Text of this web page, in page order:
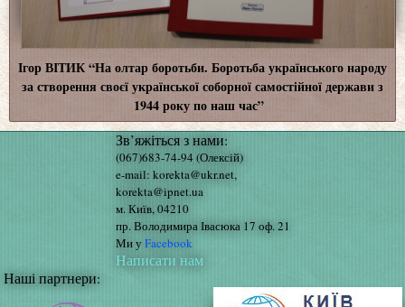
Ігор ВІТИК “На олтар боротьби. Боротьба українського народу
за створення своєї української соборної самостійної держави з
1944 року по наш час”
Зв’яжіться з нами:
(067)683-74-94 (Олексій)
e-mail: korekta@ukr.net,
korekta@ipnet.ua
м. Київ, 04210
пр. Володимира Івасюка 17 оф. 21
Ми уFacebook
Написати нам
Наші партнери: